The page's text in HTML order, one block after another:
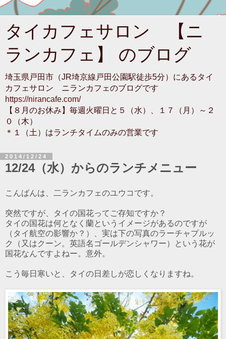
タイカフェサロン 【ニ
ランカフェ】 のブログ
埼玉県戸田市（JR埼京線戸田公園駅徒歩5分）にあるタイ
カフェサロン ニランカフェのブログです
https://nirancafe.com/
【８月のお休み】毎週火曜日と５（水）、１７（月）～２
０（木）
＊１（土）はランチタイムのみの営業です
2014/12/24
12/24（水）からのランチメニュー
こんばんは、二ランカフェのユウコです。
突然ですが、タイの国花ってご存知ですか？
タイの国花は何となく蘭というイメージがあるのですが
（タイ航空の影響か？）、実は下の写真のラーチャプルッ
ク（又はクーン。英語名ゴールデンシャワー）という花が
国花なんですよねー。意外。
こう毎日寒いと、タイの日差しが恋しくなりますね。